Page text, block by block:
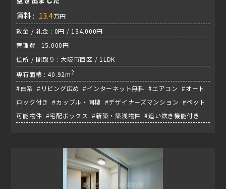
賃料 : 13.4万円
敷金 / 礼金 : 0円 / 134.000円
管理費 : 15.000円
住所 / 間取り : 大阪市西区 / 1LDK
専有面積 : 40.92m2
#白系 #リビング広め #インターネット無料 #エアコン #オート
ロック付き #カップル・同棲 #デザイナーズマンション #ペット
可能物件 #宅配ボックス #新築・築浅物件 #追い炊き機能付き